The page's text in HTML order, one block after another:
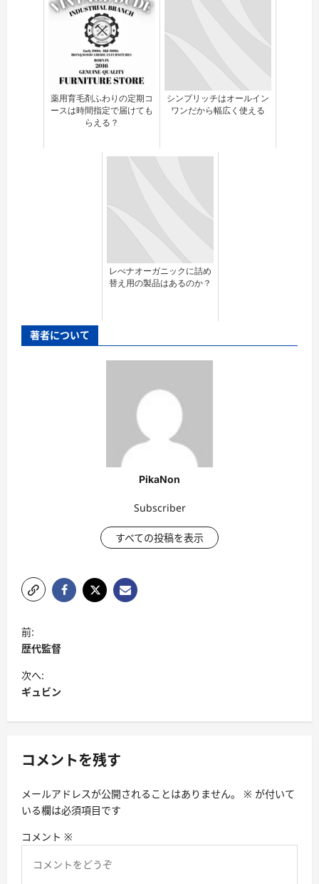
薬用育毛剤ふわりの定期コ
ースは時間指定で届けても
らえる？
シンプリッチはオールイン
ワンだから幅広く使える
レべナオーガニックに詰め
替え用の製品はあるのか？
著者について
PikaNon
Subscriber
すべての投稿を表示
投
稿
ナ
ビ
シ
ン
前:
歴代監督
次へ:
ギュビン
コメントを残す
メールアドレスが公開されることはありません。 ※ が付いて
いる欄は必須項目です
コメント ※